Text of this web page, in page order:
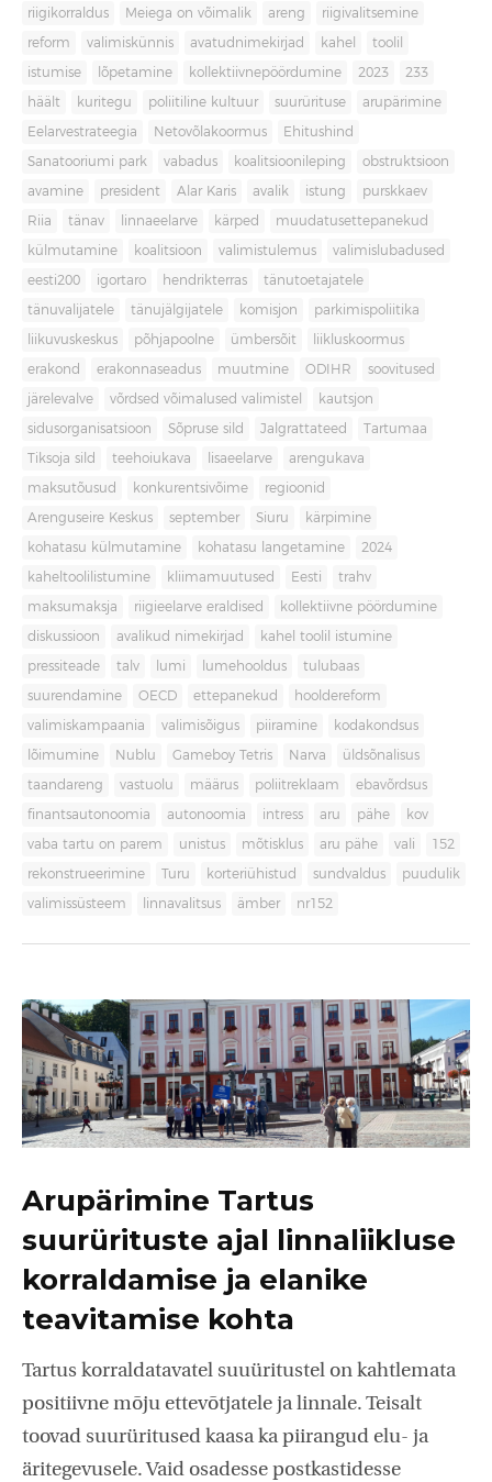
riigikorraldus Meiega on võimalik areng riigivalitsemine
reform valimiskünnis avatudnimekirjad kahel toolil
istumise lõpetamine kollektiivnepöördumine 2023 233
häält kuritegu poliitiline kultuur suurürituse arupärimine
Eelarvestrateegia Netovõlakoormus Ehitushind
Sanatooriumi park vabadus koalitsioonileping obstruktsioon
avamine president Alar Karis avalik istung purskkaev
Riia tänav linnaeelarve kärped muudatusettepanekud
külmutamine koalitsioon valimistulemus valimislubadused
eesti200 igortaro hendrikterras tänutoetajatele
tänuvalijatele tänujälgijatele komisjon parkimispoliitika
liikuvuskeskus põhjapoolne ümbersõit liikluskoormus
erakond erakonnaseadus muutmine ODIHR soovitused
järelevalve võrdsed võimalused valimistel kautsjon
sidusorganisatsioon Sõpruse sild Jalgrattateed Tartumaa
Tiksoja sild teehoiukava lisaeelarve arengukava
maksutõusud konkurentsivõime regioonid
Arenguseire Keskus september Siuru kärpimine
kohatasu külmutamine kohatasu langetamine 2024
kaheltoolilistumine kliimamuutused Eesti trahv
maksumaksja riigieelarve eraldised kollektiivne pöördumine
diskussioon avalikud nimekirjad kahel toolil istumine
pressiteade talv lumi lumehooldus tulubaas
suurendamine OECD ettepanekud hooldereform
valimiskampaania valimisõigus piiramine kodakondsus
lõimumine Nublu Gameboy Tetris Narva üldsõnalisus
taandareng vastuolu määrus poliitreklaam ebavõrdsus
finantsautonoomia autonoomia intress aru pähe kov
vaba tartu on parem unistus mõtisklus aru pähe vali 152
rekonstrueerimine Turu korteriühistud sundvaldus puudulik
valimissüsteem linnavalitsus ämber nr152
Arupärimine Tartus
suurürituste ajal linnaliikluse
korraldamise ja elanike
teavitamise kohta
Tartus korraldatavatel suuüritustel on kahtlemata
positiivne mõju ettevõtjatele ja linnale. Teisalt
toovad suurüritused kaasa ka piirangud elu- ja
äritegevusele. Vaid osadesse postkastidesse